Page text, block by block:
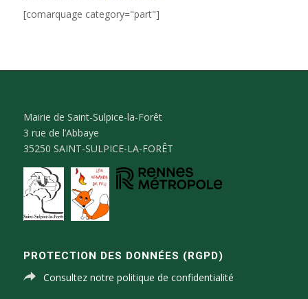
[comarquage category="part"]
Mairie de Saint-Sulpice-la-Forêt
3 rue de l’Abbaye
35250 SAINT-SULPICE-LA-FORÊT
PROTECTION DES DONNÉES (RGPD)
Consultez notre politique de confidentialité